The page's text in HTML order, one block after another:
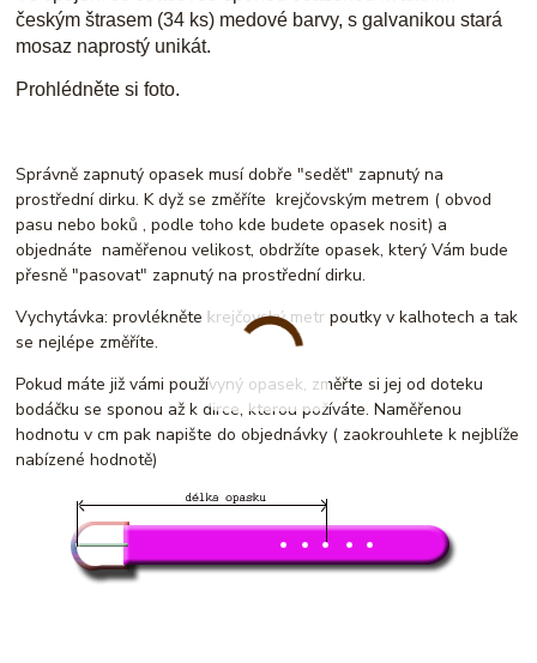
českým štrasem (34 ks) medové barvy, s galvanikou stará
mosaz naprostý unikát.
Prohlédněte si foto.
Správně zapnutý opasek musí dobře "sedět" zapnutý na
prostřední dirku. K dyž se změříte krejčovským metrem ( obvod
pasu nebo boků , podle toho kde budete opasek nosit) a
objednáte naměřenou velikost, obdržíte opasek, který Vám bude
přesně "pasovat" zapnutý na prostřední dirku.
Vychytávka: provlékněte krejčovský metr poutky v kalhotech a tak
se nejlépe změříte.
Pokud máte již vámi používyný opasek, změřte si jej od doteku
bodáčku se sponou až k dirce, kterou požíváte. Naměřenou
hodnotu v cm pak napište do objednávky ( zaokrouhlete k nejblíže
nabízené hodnotě)